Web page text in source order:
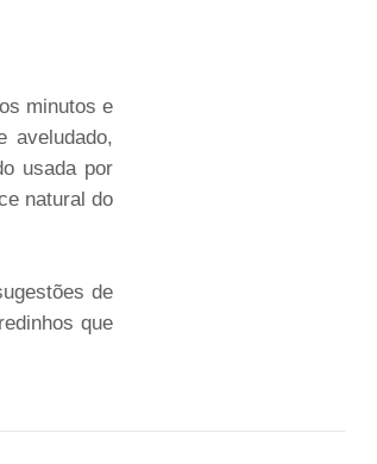
minutos e
aveludado,
usada por
natural do
de
que